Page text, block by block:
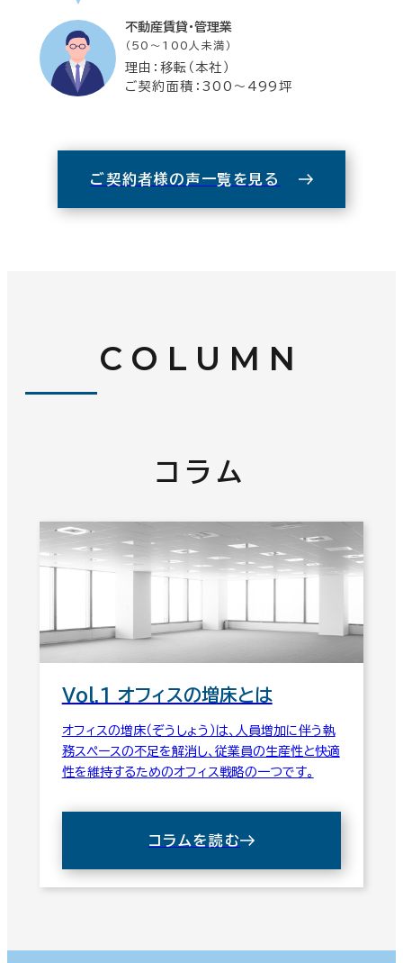
不動産賃貸・管理業
（50～100人未満）
理由：移転（本社）
ご契約面積：300～499坪
ご契約者様の声一覧を見る
COLUMN
コラム
Vol.1 オフィスの増床とは
オフィスの増床（ぞうしょう）は、人員増加に伴う執
務スペースの不足を解消し、従業員の生産性と快適
性を維持するためのオフィス戦略の一つです。
コラムを読む